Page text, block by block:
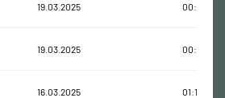
19.03.2025 00:06:13
19.03.2025 00:16:19
16.03.2025 01:14:28